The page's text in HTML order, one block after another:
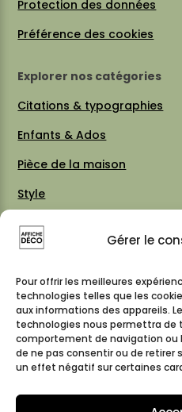
Gérer le
Pour offrir les meilleures
technologies telles que les
aux informations des appareils.
technologies nous permettra de
comportement de navigation ou
de ne pas consentir ou de
un effet négatif sur certaines
Protection des données
Préférence des cookies
Explorer nos catégories
Citations & typographies
Enfants & Ados
Pièce de la maison
Style
Thèmes
Vintage 70 / 80
Cartes & plans de villes
Suivez-nous